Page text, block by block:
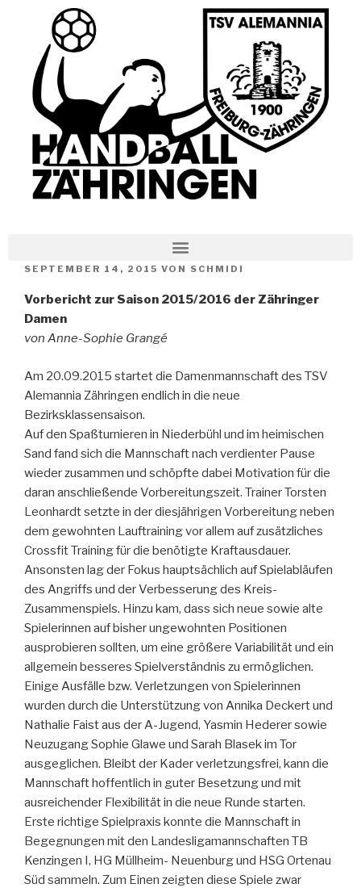
SEPTEMBER 14, 2015 VON SCHMIDI
Vorbericht zur Saison 2015/2016 der Zähringer
Damen
von Anne-Sophie Grangé
Am 20.09.2015 startet die Damenmannschaft des TSV
Alemannia Zähringen endlich in die neue
Bezirksklassensaison.
Auf den Spaßturnieren in Niederbühl und im heimischen
Sand fand sich die Mannschaft nach verdienter Pause
wieder zusammen und schöpfte dabei Motivation für die
daran anschließende Vorbereitungszeit. Trainer Torsten
Leonhardt setzte in der diesjährigen Vorbereitung neben
dem gewohnten Lauftraining vor allem auf zusätzliches
Crossfit Training für die benötigte Kraftausdauer.
Ansonsten lag der Fokus hauptsächlich auf Spielabläufen
des Angriffs und der Verbesserung des Kreis-
Zusammenspiels. Hinzu kam, dass sich neue sowie alte
Spielerinnen auf bisher ungewohnten Positionen
ausprobieren sollten, um eine größere Variabilität und ein
allgemein besseres Spielverständnis zu ermöglichen.
Einige Ausfälle bzw. Verletzungen von Spielerinnen
wurden durch die Unterstützung von Annika Deckert und
Nathalie Faist aus der A-Jugend, Yasmin Hederer sowie
Neuzugang Sophie Glawe und Sarah Blasek im Tor
ausgeglichen. Bleibt der Kader verletzungsfrei, kann die
Mannschaft hoffentlich in guter Besetzung und mit
ausreichender Flexibilität in die neue Runde starten.
Erste richtige Spielpraxis konnte die Mannschaft in
Begegnungen mit den Landesligamannschaften TB
Kenzingen I, HG Müllheim- Neuenburg und HSG Ortenau
Süd sammeln. Zum Einen zeigten diese Spiele zwar